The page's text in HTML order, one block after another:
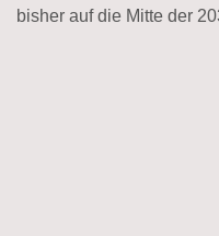
bisher auf die Mitte der